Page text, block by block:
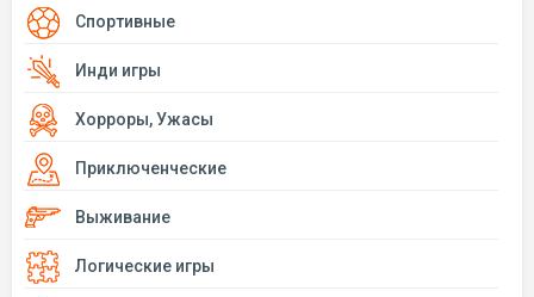
Спортивные
Инди игры
Хорроры, Ужасы
Приключенческие
Выживание
Логические игры